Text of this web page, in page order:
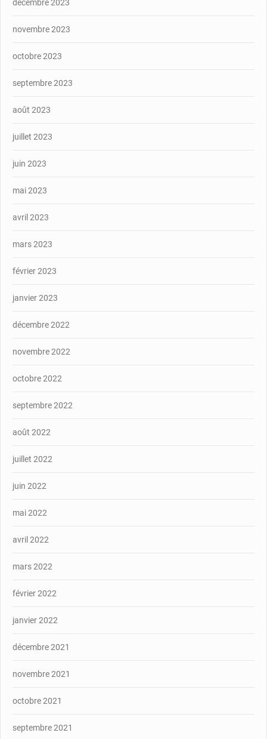
décembre 2023
novembre 2023
octobre 2023
septembre 2023
août 2023
juillet 2023
juin 2023
mai 2023
avril 2023
mars 2023
février 2023
janvier 2023
décembre 2022
novembre 2022
octobre 2022
septembre 2022
août 2022
juillet 2022
juin 2022
mai 2022
avril 2022
mars 2022
février 2022
janvier 2022
décembre 2021
novembre 2021
octobre 2021
septembre 2021